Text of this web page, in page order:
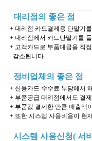
대리점의 좋은 점
+ 대리점 카드결제용 단말기
+ 대리점에서 카드단말기를
+ 고객카드로 부품대금을 직
감소됩니다.
정비업체의 좋은 점
+ 신용카드 수수료 부담에서
+ 부품공급 대리점에서도 결
+ 부품값 결제한 만큼 매출액
+ 또한 시스템 사용비용이 현
시스템 사용신청( 서